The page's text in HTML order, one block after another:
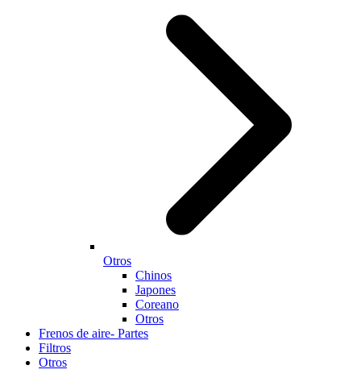
Otros
Chinos
Japones
Coreano
Otros
Frenos de aire- Partes
Filtros
Otros